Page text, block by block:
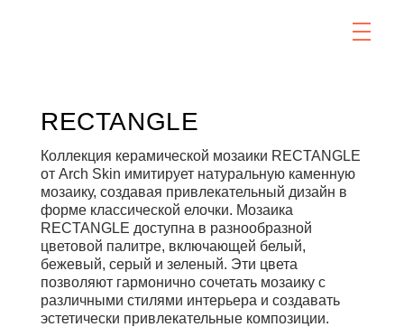
RECTANGLE
Коллекция керамической мозаики RECTANGLE
от Arch Skin имитирует натуральную каменную
мозаику, создавая привлекательный дизайн в
форме классической елочки. Мозаика
RECTANGLE доступна в разнообразной
цветовой палитре, включающей белый,
бежевый, серый и зеленый. Эти цвета
позволяют гармонично сочетать мозаику с
различными стилями интерьера и создавать
эстетически привлекательные композиции.